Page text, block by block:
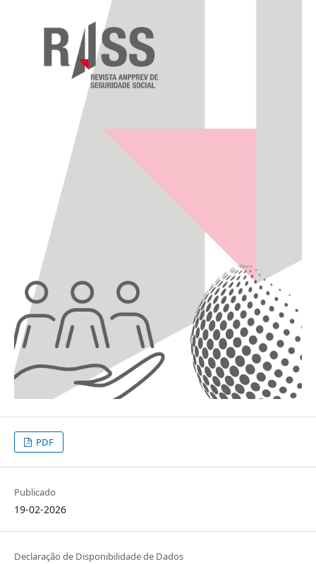
PDF
Publicado
19-02-2026
Declaração de Disponibilidade de Dados